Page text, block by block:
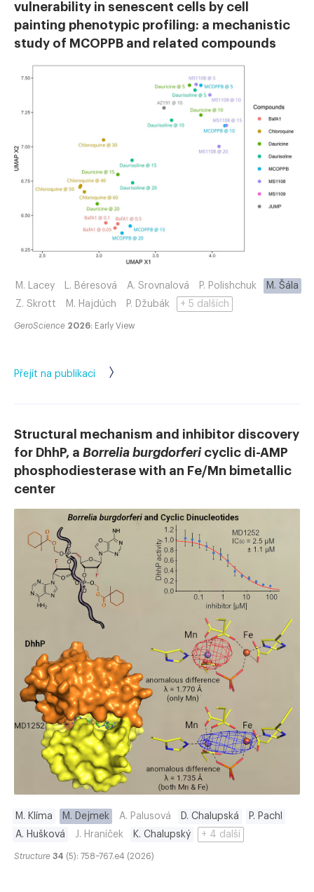
vulnerability in senescent cells by cell
painting phenotypic profiling: a mechanistic
study of MCOPPB and related compounds
M. Lacey L. Béresová A. Srovnalová P. Polishchuk
M. Šála
Z. Skrott
M. Hajdúch P. Džubák + 5 dalších
GeroScience 2026: Early View
Přejít na publikaci
Structural mechanism and inhibitor discovery
for DhhP, a Borrelia burgdorferi cyclic di-AMP
phosphodiesterase with an Fe/Mn bimetallic
center
M. Klíma M. Dejmek A. Palusová D. Chalupská
P. Pachl
A. Hušková
J. Hraníček K. Chalupský + 4 další
Structure 34 (5): 758–767.e4 (2026)